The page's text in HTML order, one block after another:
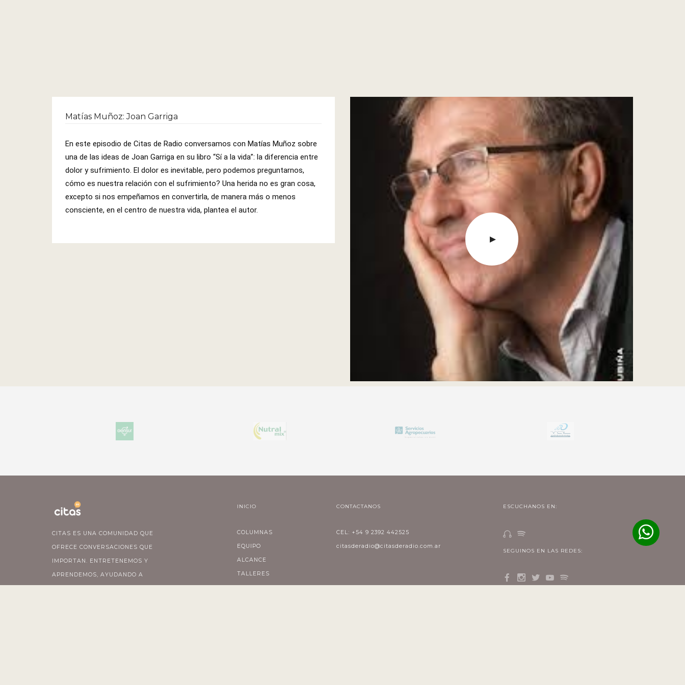
Matías Muñoz: Joan Garriga
En este episodio de Citas de Radio conversamos con Matías Muñoz sobre
una de las ideas de Joan Garriga en su libro “Sí a la vida”: la diferencia entre
dolor y sufrimiento. El dolor es inevitable, pero podemos preguntarnos,
cómo es nuestra relación con el sufrimiento? Una herida no es gran cosa,
excepto si nos empeñamos en convertirla, de manera más o menos
consciente, en el centro de nuestra vida, plantea el autor.
CITAS ES UNA COMUNIDAD QUE
OFRECE CONVERSACIONES QUE
IMPORTAN. ENTRETENEMOS Y
APRENDEMOS, AYUDANDO A
INICIO
COLUMNAS
EQUIPO
ALCANCE
TALLERES
SUSCRIBITE A CITAS
CONTACTANOS
CEL: +54 9 2392 442525
citasderadio@citasderadio.com.ar
ESCUCHANOS EN:
SEGUINOS EN LAS REDES: